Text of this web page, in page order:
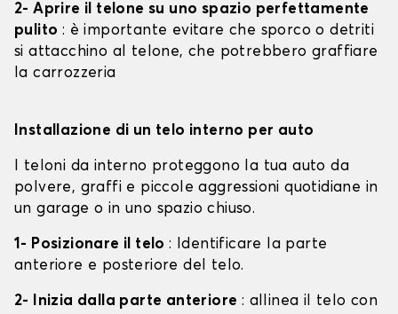
2- Aprire il telone su uno spazio perfettamente
pulito : è importante evitare che sporco o detriti
si attacchino al telone, che potrebbero graffiare
la carrozzeria
Installazione di un telo interno per auto
I teloni da interno proteggono la tua auto da
polvere, graffi e piccole aggressioni quotidiane in
un garage o in uno spazio chiuso.
1- Posizionare il telo: Identificare la parte
anteriore e posteriore del telo.
2- Inizia dalla parte anteriore : allinea il telo con